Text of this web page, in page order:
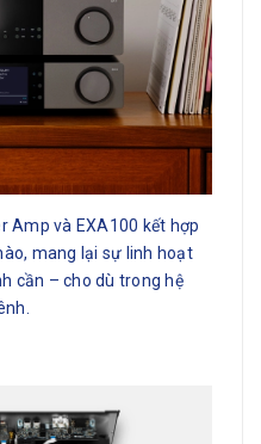
Amp và EXA100 kết hợp
mang lại sự linh hoạt
cần – cho dù trong hệ